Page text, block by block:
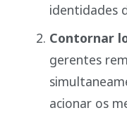
identidades
Contornar
gerentes
acionar os